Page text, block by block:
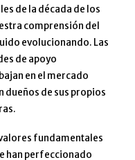
de la década de los
comprensión del
evolucionando. Las
de apoyo
en el mercado
dueños de sus propios
fundamentales
han perfeccionado